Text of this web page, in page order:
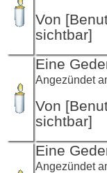
Von
sichtbar]
Eine
Angezündet
Von
sichtbar]
Eine
Angezündet